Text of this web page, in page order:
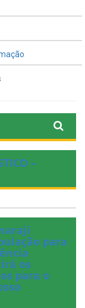
–
para
os
para o